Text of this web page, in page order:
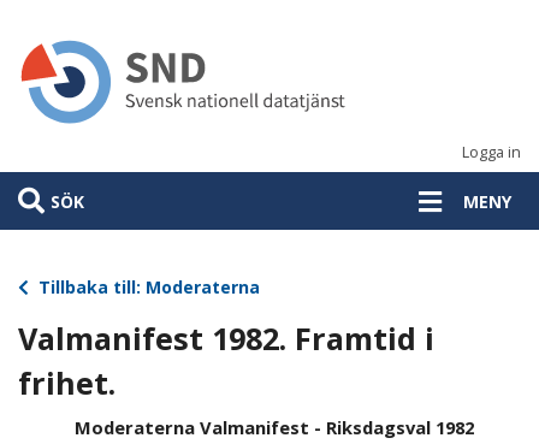
huvudinnehåll
Logga in
SÖK MENY
Tillbaka till: Moderaterna
Valmanifest 1982. Framtid i
frihet.
Moderaterna Valmanifest - Riksdagsval 1982